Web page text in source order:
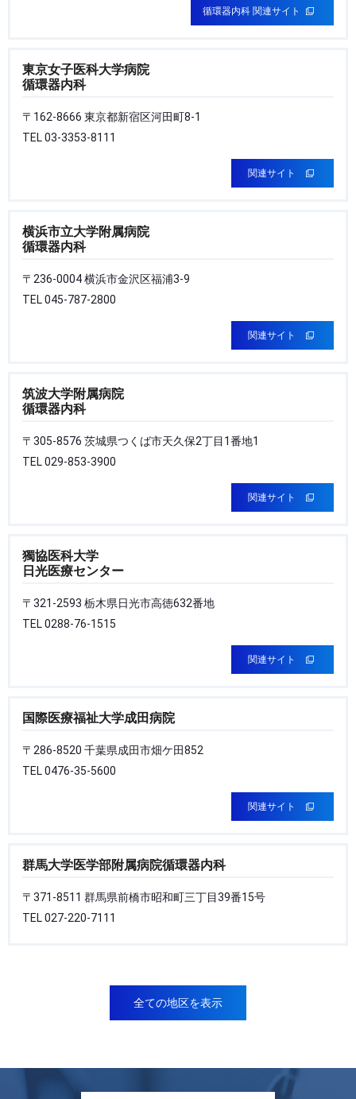
循環器内科 関連サイト
東京女子医科大学病院
循環器内科
〒162-8666 東京都新宿区河田町8-1
TEL 03-3353-8111
関連サイト
横浜市立大学附属病院
循環器内科
〒236-0004 横浜市金沢区福浦3-9
TEL 045-787-2800
関連サイト
筑波大学附属病院
循環器内科
〒305-8576 茨城県つくば市天久保2丁目1番地1
TEL 029-853-3900
関連サイト
獨協医科大学
日光医療センター
〒321-2593 栃木県日光市高徳632番地
TEL 0288-76-1515
関連サイト
国際医療福祉大学成田病院
〒286-8520 千葉県成田市畑ケ田852
TEL 0476-35-5600
関連サイト
群馬大学医学部附属病院循環器内科
〒371-8511 群馬県前橋市昭和町三丁目39番15号
TEL 027-220-7111
全ての地区を表示